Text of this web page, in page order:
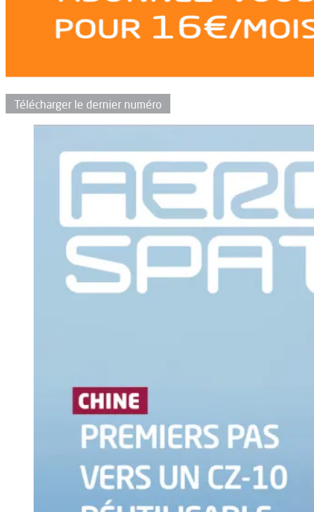
Télécharger le dernier numéro